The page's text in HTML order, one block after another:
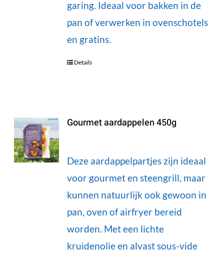
garing. Ideaal voor bakken in de
pan of verwerken in ovenschotels
en gratins.
Details
Gourmet aardappelen 450g
Deze aardappelpartjes zijn ideaal
voor gourmet en steengrill, maar
kunnen natuurlijk ook gewoon in
pan, oven of airfryer bereid
worden. Met een lichte
kruidenolie en alvast sous-vide